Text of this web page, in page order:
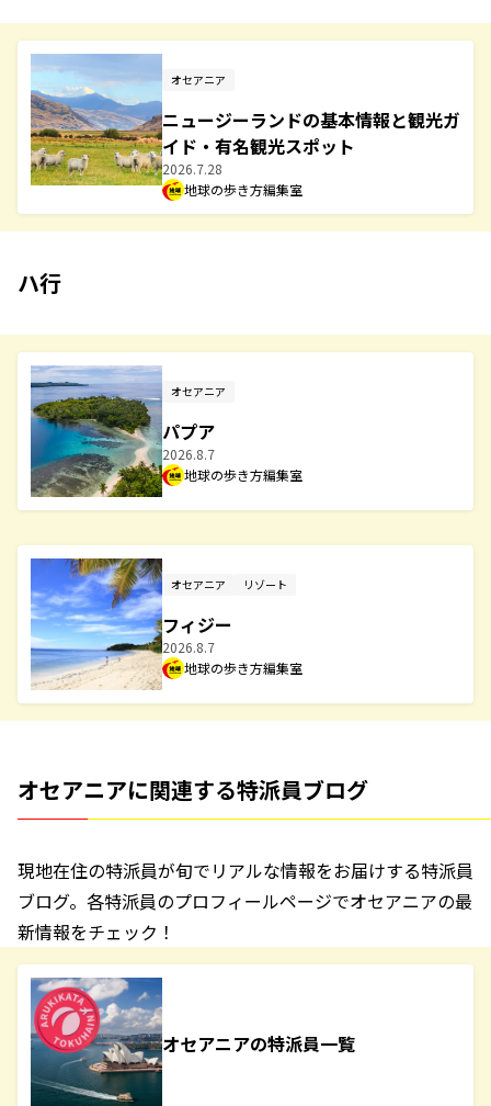
オセアニア
ニュージーランドの基本情報と観光ガ
イド・有名観光スポット
2026.7.28
地球の歩き方編集室
ハ行
オセアニア
パプア
2026.8.7
地球の歩き方編集室
オセアニア リゾート
フィジー
2026.8.7
地球の歩き方編集室
オセアニアに関連する特派員ブログ
現地在住の特派員が旬でリアルな情報をお届けする特派員
ブログ。各特派員のプロフィールページでオセアニアの最
新情報をチェック！
オセアニアの特派員一覧